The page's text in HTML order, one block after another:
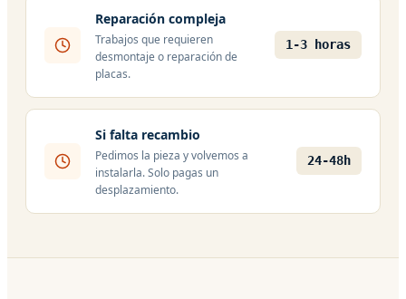
Reparación compleja
Trabajos que requieren
desmontaje o reparación de
placas.
1-3 horas
Si falta recambio
Pedimos la pieza y volvemos a
instalarla. Solo pagas un
desplazamiento.
24-48h